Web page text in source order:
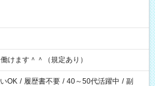
けます＾＾（規定あり）
OK / 履歴書不要 / 40～50代活躍中 / 副